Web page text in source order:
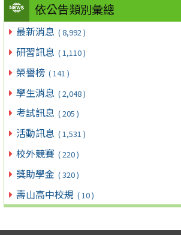
依公告類別彙總
最新消息 ( 8,992 )
研習訊息 ( 1,110 )
榮譽榜 ( 141 )
學生消息 ( 2,048 )
考試訊息 ( 205 )
活動訊息 ( 1,531 )
校外競賽 ( 220 )
獎助學金 ( 320 )
壽山高中校規 ( 10 )